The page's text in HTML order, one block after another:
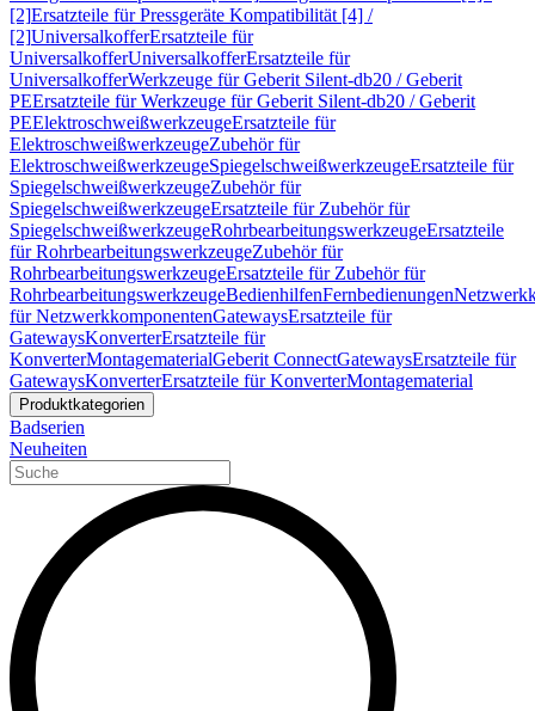
[2]Ersatzteile für Pressgeräte Kompatibilität [4] /
[2]UniversalkofferErsatzteile für
UniversalkofferUniversalkofferErsatzteile für
UniversalkofferWerkzeuge für Geberit Silent-db20 / Geberit
PEErsatzteile für Werkzeuge für Geberit Silent-db20 / Geberit
PEElektroschweißwerkzeugeErsatzteile für
ElektroschweißwerkzeugeZubehör für
ElektroschweißwerkzeugeSpiegelschweißwerkzeugeErsatzteile für
SpiegelschweißwerkzeugeZubehör für
SpiegelschweißwerkzeugeErsatzteile für Zubehör für
SpiegelschweißwerkzeugeRohrbearbeitungswerkzeugeErsatzteile
für RohrbearbeitungswerkzeugeZubehör für
RohrbearbeitungswerkzeugeErsatzteile für Zubehör für
RohrbearbeitungswerkzeugeBedienhilfenFernbedienungen
für NetzwerkkomponentenGatewaysErsatzteile für
GatewaysKonverterErsatzteile für
KonverterMontagematerialGeberit ConnectGatewaysErsatzteile für
GatewaysKonverterErsatzteile für KonverterMontagematerial
Produktkategorien
Badserien
Neuheiten